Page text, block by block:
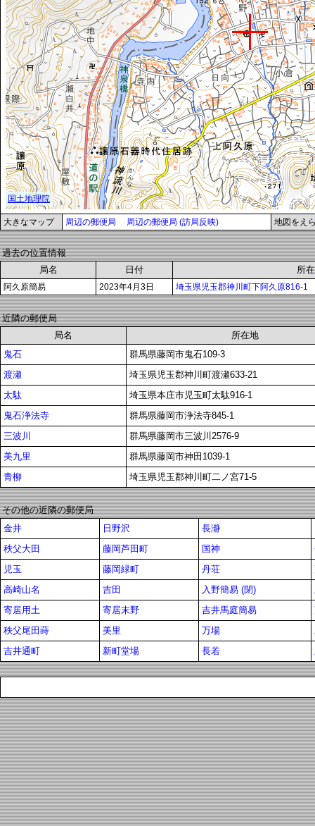
大きなマップ 周辺の郵便局 周辺の郵便局 (訪局反映) 地図をえ
過去の位置情報
局名
日付 所
阿久原簡易 2023年4月3日 埼玉県児玉郡神川町下阿久原816-1
近隣の郵便局
局名
所在地
鬼石
群馬県藤岡市鬼石109-3
渡瀬
埼玉県児玉郡神川町渡瀬633-21
太駄
埼玉県本庄市児玉町太駄916-1
鬼石浄法寺
群馬県藤岡市浄法寺845-1
三波川
群馬県藤岡市三波川2576-9
美九里
群馬県藤岡市神田1039-1
青柳
埼玉県児玉郡神川町二ノ宮71-5
その他の近隣の郵便局
金井
日野沢 長瀞
秩父大田
藤岡芦田町 国神
児玉
藤岡緑町 丹荘
高崎山名
吉田 入野簡易 (閉)
寄居用土
寄居末野 吉井馬庭簡易
秩父尾田蒔
美里 万場
吉井通町
新町堂場 長若